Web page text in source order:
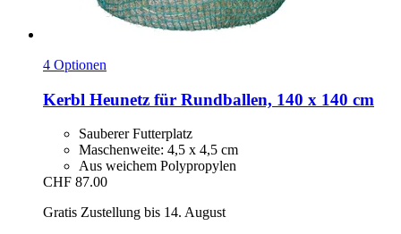
4 Optionen
Kerbl Heunetz für Rundballen, 140 x 140 cm
Sauberer Futterplatz
Maschenweite: 4,5 x 4,5 cm
Aus weichem Polypropylen
CHF 87.00
Gratis Zustellung bis 14. August